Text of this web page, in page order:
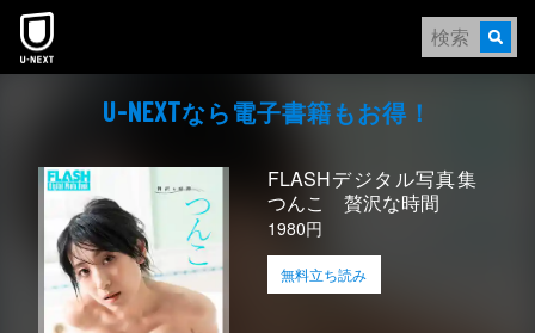
本文へスキップ
U-NEXTなら電⼦書籍もお得！
FLASHデジタル写真集
つんこ 贅沢な時間
1980円
無料立ち読み